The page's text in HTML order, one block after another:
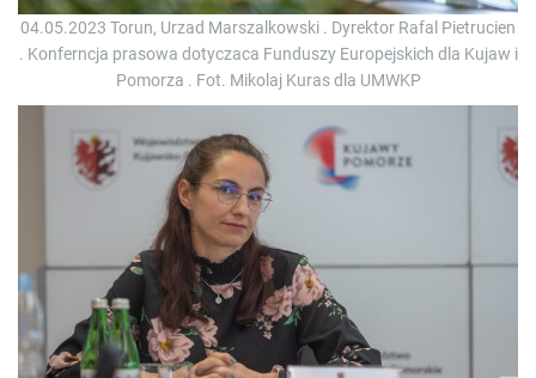
04.05.2023 Torun, Urzad Marszalkowski . Dyrektor Rafal Pietrucien
. Konferncja prasowa dotyczaca Funduszy Europejskich dla Kujaw i
Pomorza . Fot. Mikolaj Kuras dla UMWKP